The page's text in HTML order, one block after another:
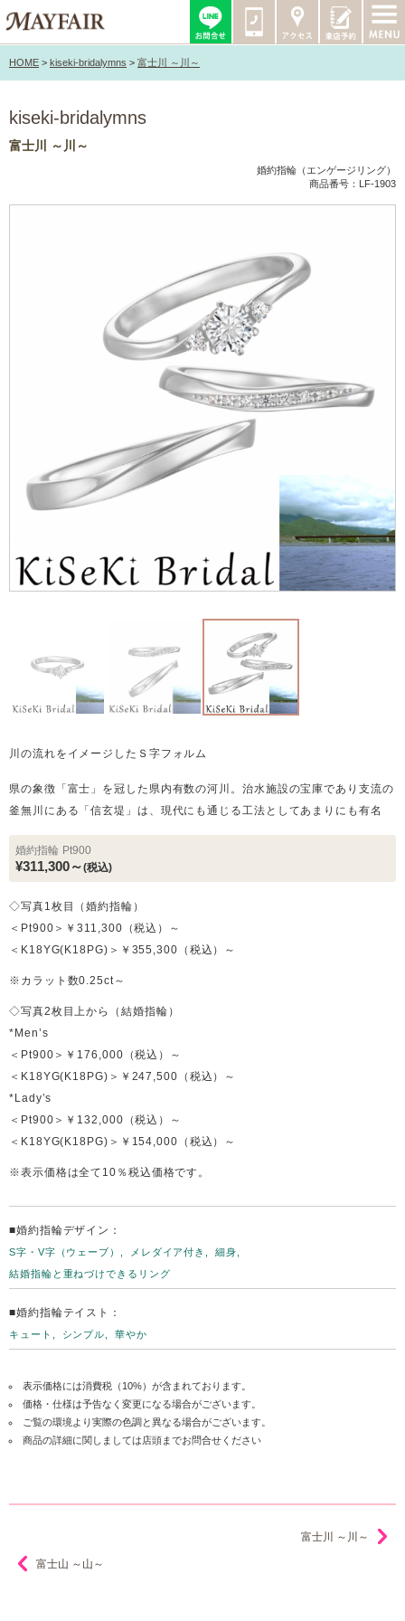
HOME > kiseki-bridalymns > 富士川 ～川～
kiseki-bridalymns
富士川 ～川～
婚約指輪（エンゲージリング）
商品番号：LF-1903
川の流れをイメージしたＳ字フォルム
県の象徴「富士」を冠した県内有数の河川。治水施設の宝庫であり支流の
釜無川にある「信玄堤」は、現代にも通じる工法としてあまりにも有名
婚約指輪 Pt900
¥311,300～(税込)
◇写真1枚目（婚約指輪）
＜Pt900＞￥311,300（税込）～
＜K18YG(K18PG)＞￥355,300（税込）～
※カラット数0.25ct～
◇写真2枚目上から（結婚指輪）
*Men’s
＜Pt900＞￥176,000（税込）～
＜K18YG(K18PG)＞￥247,500（税込）～
*Lady’s
＜Pt900＞￥132,000（税込）～
＜K18YG(K18PG)＞￥154,000（税込）～
※表示価格は全て10％税込価格です。
■婚約指輪デザイン：
S字・V字（ウェーブ） メレダイア付き
細身
結婚指輪と重ねづけできるリング
■婚約指輪テイスト：
キュート シンプル 華やか
表示価格には消費税（10%）が含まれております。
価格・仕様は予告なく変更になる場合がございます。
ご覧の環境より実際の色調と異なる場合がございます。
商品の詳細に関しましては店頭までお問合せください
富士川 ～川～
富士山 ～山～